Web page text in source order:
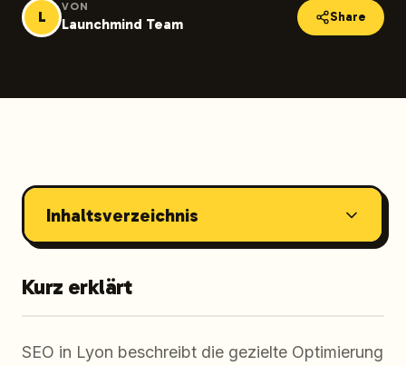
L
VON
Launchmind Team Share
Inhaltsverzeichnis
Kurz erklärt
SEO in Lyon beschreibt die gezielte Optimierung